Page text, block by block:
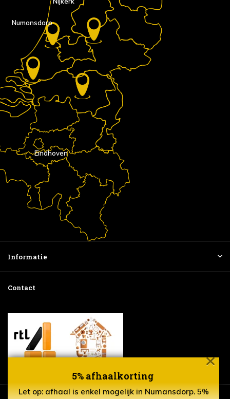
5% afhaalkorting
Let op: afhaal is enkel mogelijk in Numansdorp. 5%
Eindhoven
Numansdorp
Informatie
Contact